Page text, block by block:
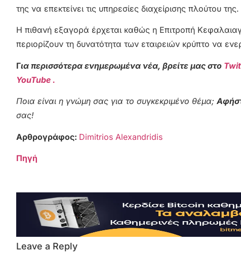
της να επεκτείνει τις υπηρεσίες διαχείρισης πλούτου
Η πιθανή εξαγορά έρχεται καθώς η Επιτροπή
περιορίζουν τη δυνατότητα των εταιρειών κρύπτο να
Για περισσότερα ενημερωμένα νέα, βρείτε μας στο
YouTube .
Ποια είναι η γνώμη σας για το συγκεκριμένο θέμα;
σας!
Αρθρογράφος: Dimitrios Alexandridis
Πηγή
Leave a Reply